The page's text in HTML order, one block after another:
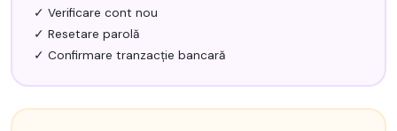
✓ Verificare cont nou
✓ Resetare parolă
✓ Confirmare tranzacție bancară